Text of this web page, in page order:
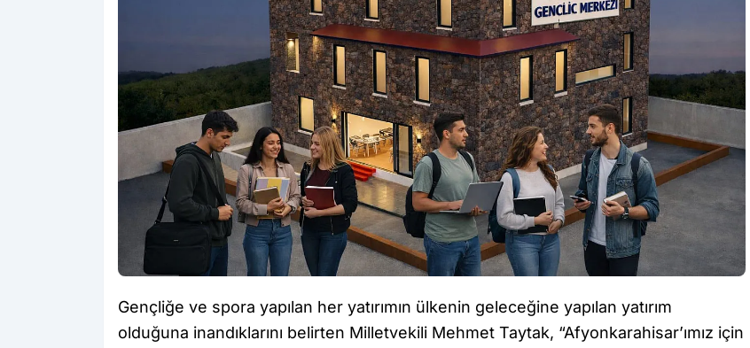
Gençliğe ve spora yapılan her yatırımın ülkenin geleceğine yapılan yatırım
olduğuna inandıklarını belirten Milletvekili Mehmet Taytak, “Afyonkarahisar’ımız için